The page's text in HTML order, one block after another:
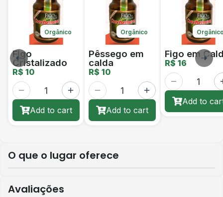
Orgânico
Figo
Cristalizado
R$ 10
Add to cart
Orgânico
Pêssego em
calda
R$ 10
Add to cart
Figo em
R$ 16
Add to
O que o lugar oferece
Avaliações